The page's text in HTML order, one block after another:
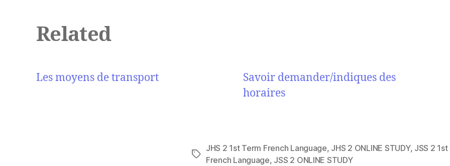
Related
Les moyens de transport
Savoir demander/indiques des
horaires
Tags
JHS 2 1st Term French Language, JHS 2 ONLINE STUDY, JSS 2
French Language, JSS 2 ONLINE STUDY